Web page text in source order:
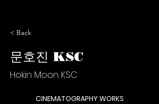
< Back
문호진 KSC
Hokin Moon KSC
CINEMATOGRAPHY WORKS